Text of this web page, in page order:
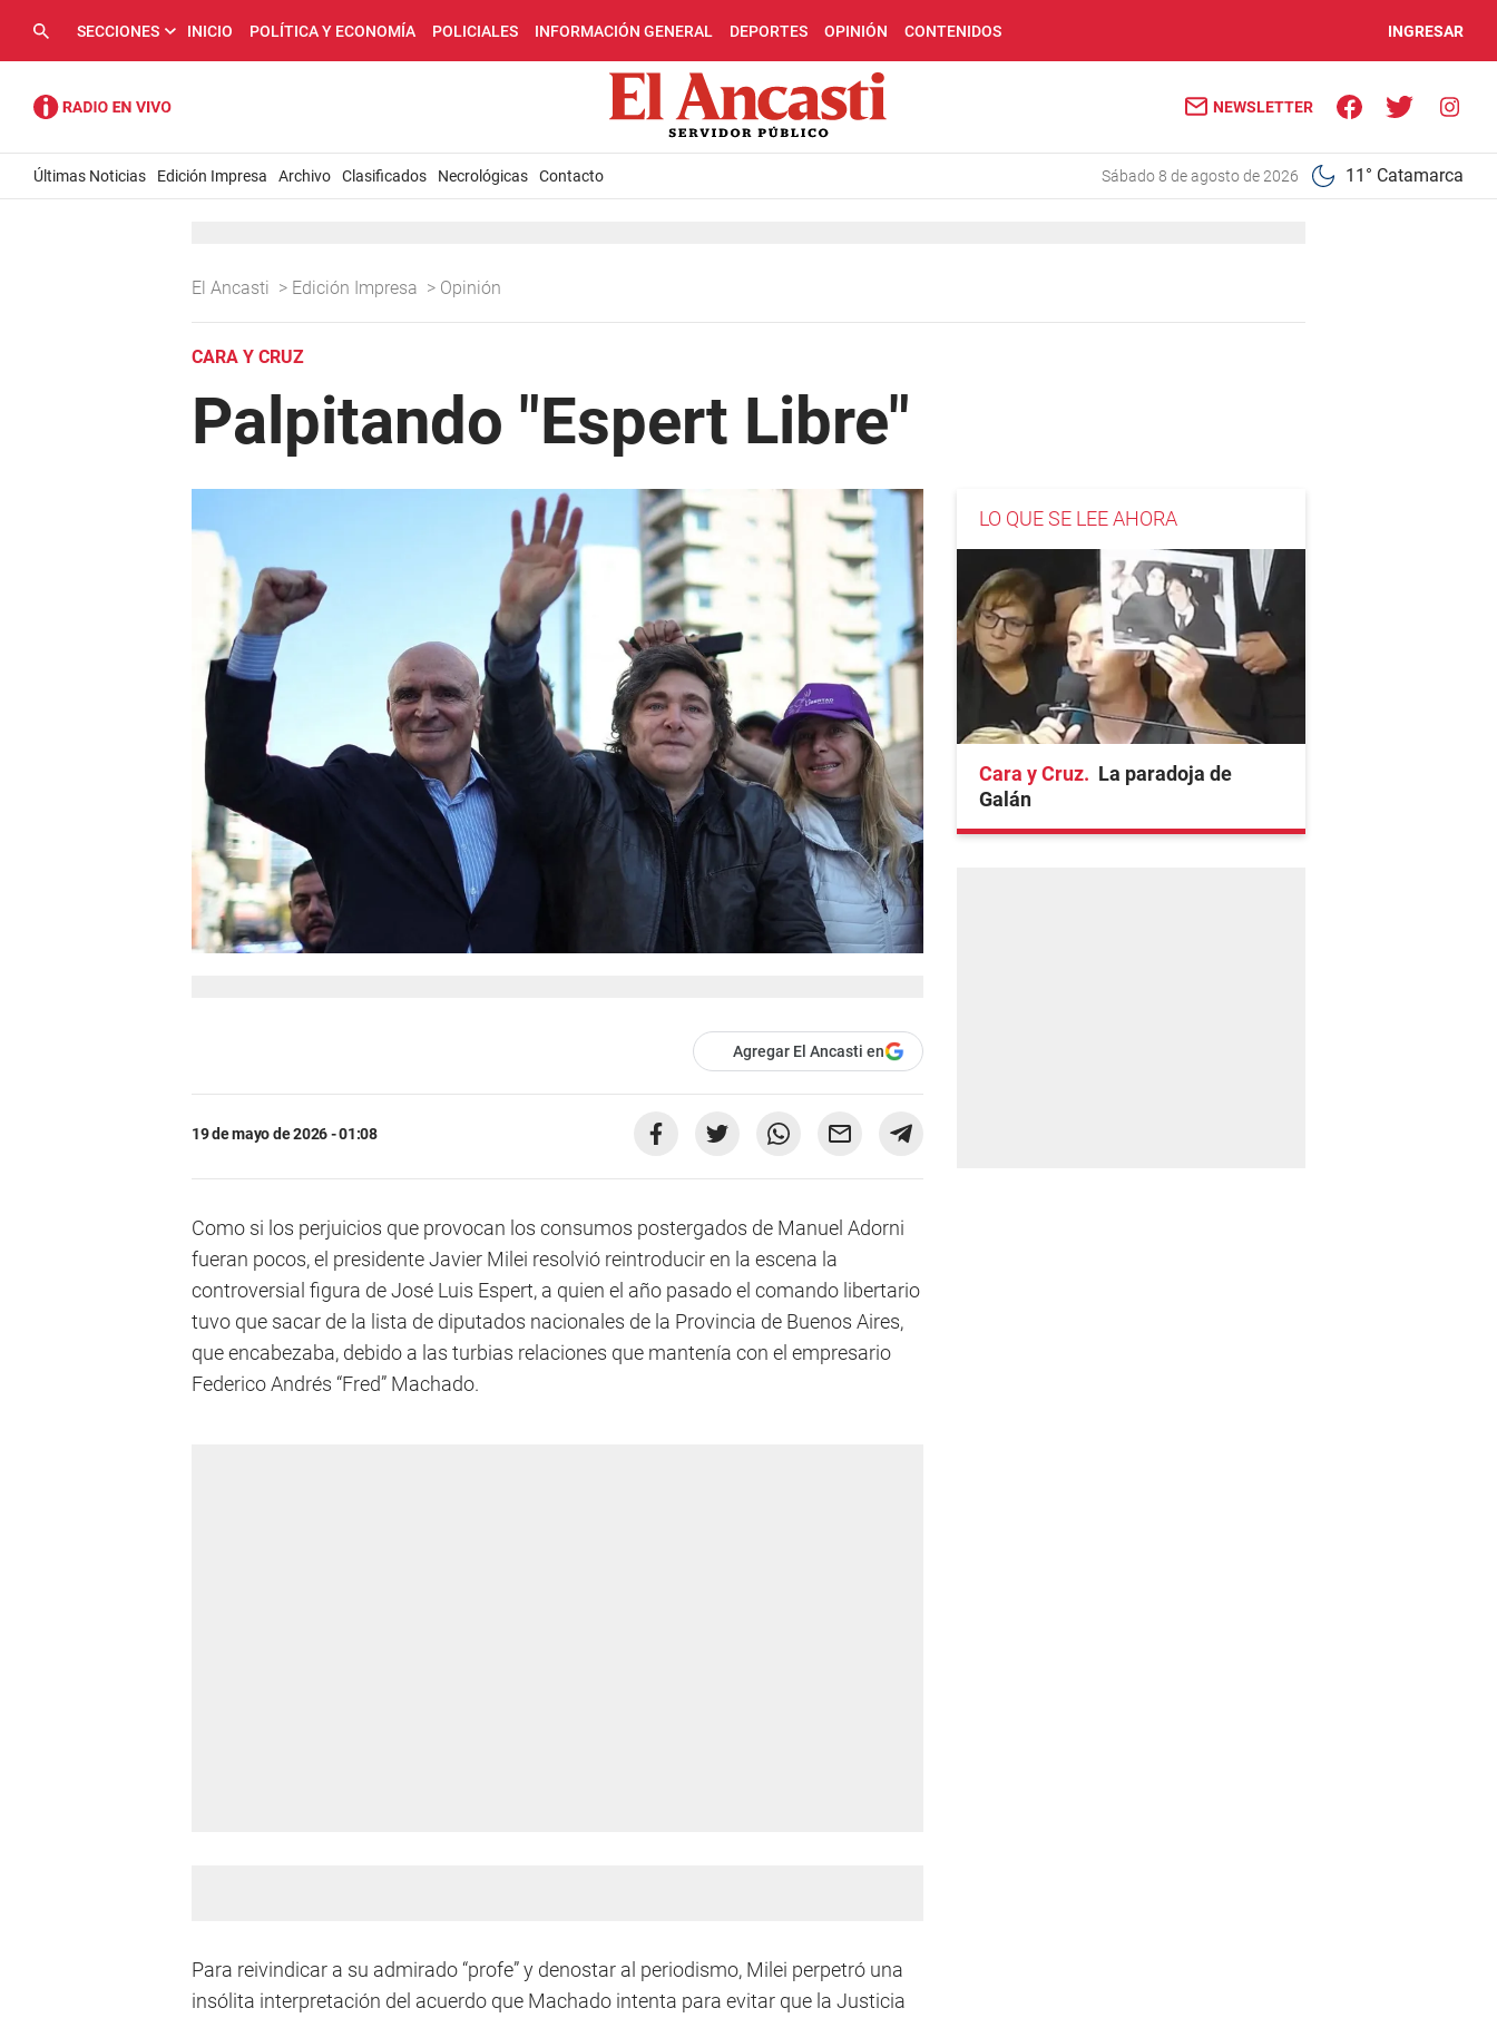
SECCIONES INICIO POLÍTICA Y ECONOMÍA POLICIALES INFORMACIÓN GENERAL DEPORTES OPINIÓN CONTENIDOS INGRESAR
NEWSLETTER
Últimas Noticias Edición Impresa Archivo Clasificados Necrológicas Contacto sábado 8 de agosto de 2026 11° Catamarca
El Ancasti > Edición Impresa > Opinión
CARA Y CRUZ
Palpitando "Espert Libre"
Agregar El Ancasti en
19 de mayo de 2026 - 01:08
Como si los perjuicios que provocan los consumos postergados de Manuel Adorni
fueran pocos, el presidente Javier Milei resolvió reintroducir en la escena la
controversial figura de José Luis Espert, a quien el año pasado el comando libertario
tuvo que sacar de la lista de diputados nacionales de la Provincia de Buenos Aires,
que encabezaba, debido a las turbias relaciones que mantenía con el empresario
Federico Andrés “Fred” Machado.
Para reivindicar a su admirado “profe” y denostar al periodismo, Milei perpetró una
insólita interpretación del acuerdo que Machado intenta para evitar que la Justicia
LO QUE SE LEE AHORA
Cara y Cruz
La paradoja de
Galán